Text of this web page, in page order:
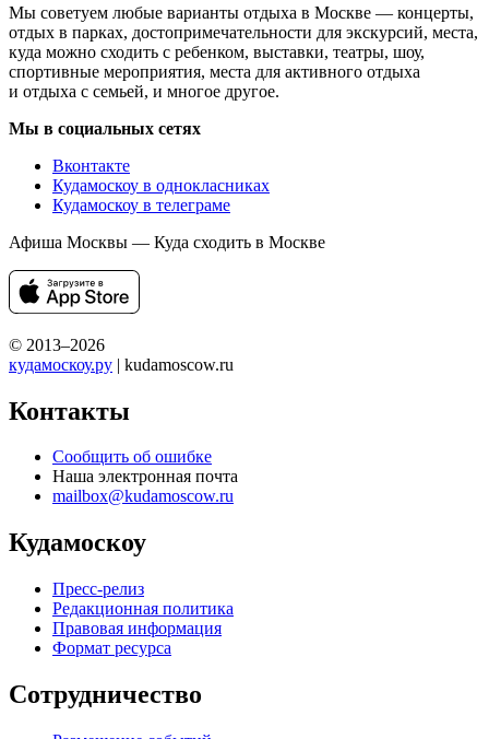
Мы советуем любые варианты отдыха в Москве — концерты,
отдых в парках, достопримечательности для экскурсий, места,
куда можно сходить с ребенком, выставки, театры, шоу,
спортивные мероприятия, места для активного отдыха
и отдыха с семьей, и многое другое.
Мы в социальных сетях
Вконтакте
Кудамоскоу в однокласниках
Кудамоскоу в телеграме
Афиша Москвы — Куда сходить в Москве
© 2013–2026
кудамоскоу.ру | kudamoscow.ru
Контакты
Сообщить об ошибке
Наша электронная почта
mailbox@kudamoscow.ru
Кудамоскоу
Пресс-релиз
Редакционная политика
Правовая информация
Формат ресурса
Сотрудничество